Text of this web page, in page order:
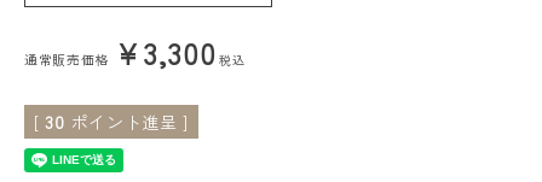
通常販売価格 ¥3,300 税込
[ 30 ポイント進呈 ]